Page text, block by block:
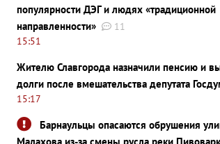
популярности ДЭГ и людях «традиционной
направленности»
11
15:51
Жителю Славгорода назначили пенсию и
долги после вмешательства депутата
15:17
Барнаульцы опасаются обрушения